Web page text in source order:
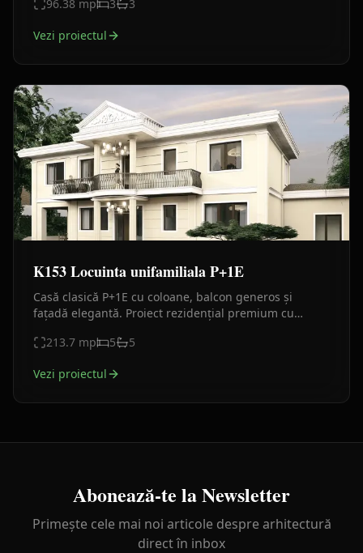
96.38 mp 3 3
Vezi proiectul
K153 Locuinta unifamiliala P+1E
Casă clasică P+1E cu coloane, balcon generos și
fațadă elegantă. Proiect rezidențial premium cu
213.7 mp 5 5
Vezi proiectul
Abonează-te la Newsletter
Primește cele mai noi articole despre arhitectură
direct în inbox